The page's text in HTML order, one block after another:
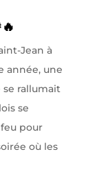
Jean à
année, une
rallumait
se
pour
où les